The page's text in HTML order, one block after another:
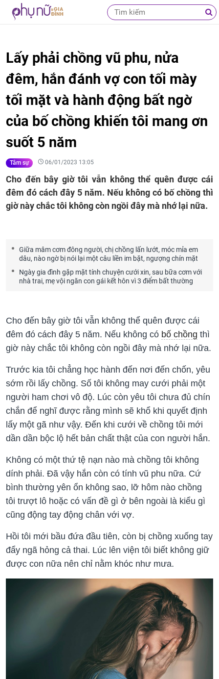
Lấy phải chồng vũ phu, nửa
đêm, hắn đánh vợ con tối mày
tối mặt và hành động bất ngờ
của bố chồng khiến tôi mang ơn
suốt 5 năm
Tâm sự 06/01/2023 13:05
Cho đến bây giờ tôi vẫn không thể quên được cái
đêm đó cách đây 5 năm. Nếu không có bố chồng thì
giờ này chắc tôi không còn ngồi đây mà nhớ lại nữa.
Giữa mâm cơm đông người, chị chồng lấn lướt, móc mỉa em
dâu, nào ngờ bị nói lại một câu liền im bặt, ngượng chín mặt
Ngày gia đình gặp mặt tính chuyện cưới xin, sau bữa cơm với
nhà trai, mẹ vội ngăn con gái kết hôn vì 3 điểm bất thường
Cho đến bây giờ tôi vẫn không thể quên được cái
đêm đó cách đây 5 năm. Nếu không có bố chồng thì
giờ này chắc tôi không còn ngồi đây mà nhớ lại nữa.
Trước kia tôi chẳng học hành đến nơi đến chốn, yêu
sớm rồi lấy chồng. Số tôi không may cưới phải một
người ham chơi vô độ. Lúc còn yêu tôi chưa đủ chín
chắn để nghĩ được rằng mình sẽ khổ khi quyết định
lấy một gã như vậy. Đến khi cưới về chồng tôi mới
dần dần bộc lộ hết bản chất thật của con người hắn.
Không có một thứ tệ nạn nào mà chồng tôi không
dính phải. Đã vậy hắn còn có tính vũ phu nữa. Cứ
bình thường yên ổn không sao, lỡ hôm nào chồng
tôi trượt lô hoặc có vấn đề gì ở bên ngoài là kiểu gì
cũng động tay động chân với vợ.
Hồi tôi mới bầu đứa đầu tiên, còn bị chồng xuống tay
đẩy ngã hỏng cả thai. Lúc lên viện tôi biết không giữ
được con nữa nên chỉ nằm khóc như mưa.